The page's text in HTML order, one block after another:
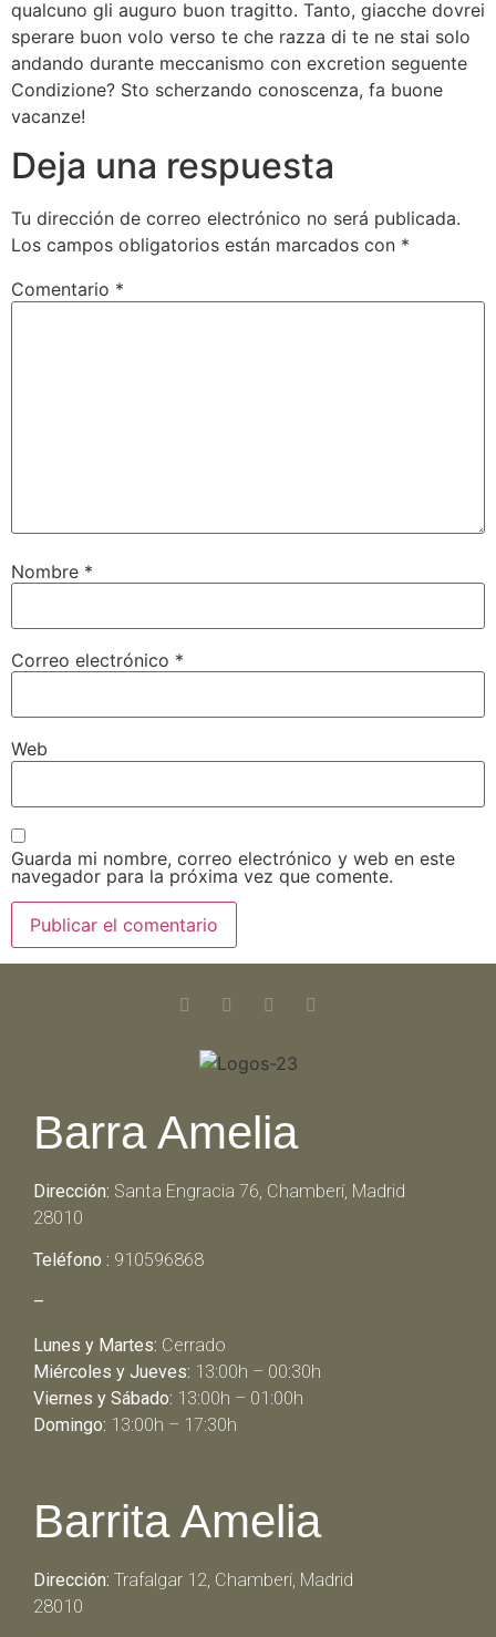
qualcuno gli auguro buon tragitto. Tanto, giacche dovrei
sperare buon volo verso te che razza di te ne stai solo
andando durante meccanismo con excretion seguente
Condizione? Sto scherzando conoscenza, fa buone
vacanze!
Deja una respuesta
Tu dirección de correo electrónico no será publicada.
Los campos obligatorios están marcados con *
Comentario *
Nombre *
Correo electrónico *
Web
Guarda mi nombre, correo electrónico y web en este
navegador para la próxima vez que comente.
Barra Amelia
Dirección: Santa Engracia 76, Chamberí, Madrid
28010
Teléfono : 910596868
–
Lunes y Martes: Cerrado
Miércoles y Jueves: 13:00h – 00:30h
Viernes y Sábado: 13:00h – 01:00h
Domingo: 13:00h – 17:30h
Barrita Amelia
Dirección: Trafalgar 12, Chamberí, Madrid
28010